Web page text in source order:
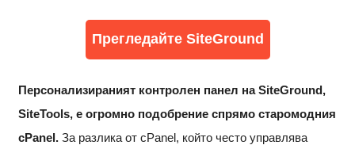
Прегледайте SiteGround
Персонализираният контролен панел на SiteGround,
SiteTools, е огромно подобрение спрямо старомодния
cPanel. За разлика от cPanel, който често управлява